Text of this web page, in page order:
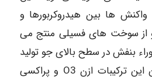
ها بین هیدروکربورها و
از سوخت های فسیلی منتج می
بنفش در سطح بالای جو تولید
می شوند که مهم ترین این ترکیبات ازن O3 و پراکسی